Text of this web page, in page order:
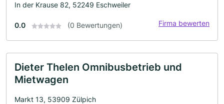
In der Krause 82, 52249 Eschweiler
0.0 (0 Bewertungen) Firma bewerten
Dieter Thelen Omnibusbetrieb und
Mietwagen
Markt 13, 53909 Zülpich